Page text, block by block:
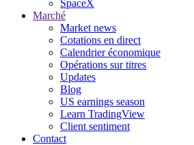
SpaceX
Marché
Market news
Cotations en direct
Calendrier économique
Opérations sur titres
Updates
Blog
US earnings season
Learn TradingView
Client sentiment
Contact